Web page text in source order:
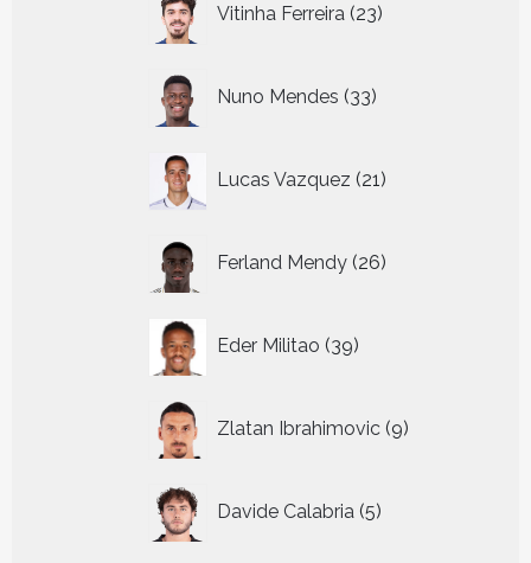
Vitinha Ferreira 23
producten
Nuno Mendes 33
producten
Lucas Vazquez 21
producten
Ferland Mendy 26
producten
Eder Militao 39
producten
Zlatan Ibrahimovic 9
producten
Davide Calabria 5
producten